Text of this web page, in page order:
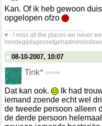
Kan. Of ik heb gewoon
opgelopen ofzo
♥ - I miss all the places we never
08-10-2007, 10:07
Tink*
Dat kan ook.
Ik had
iemand zoende echt wel
de tweede persoon alleen
de derde persoon